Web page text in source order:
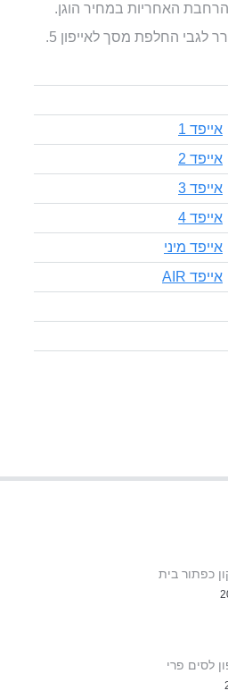
האחריות במחיר הוגן.
החלפת מסך לאייפון 5.
אייפד 1
אייפד 2
אייפד 3
אייפד 4
אייפד מיני
אייפד AIR
לסים פרי